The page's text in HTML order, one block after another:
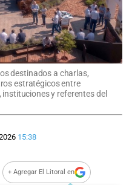
destinados a charlas,
estratégicos entre
y referentes del
15:38
+ Agregar El Litoral en